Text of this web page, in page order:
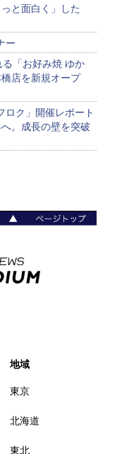
と面白く」した
ー
「お好み焼 ゆか
店を新規オープ
ロク」開催レポート
。成長の壁を突破
地域
東京
北海道
東北